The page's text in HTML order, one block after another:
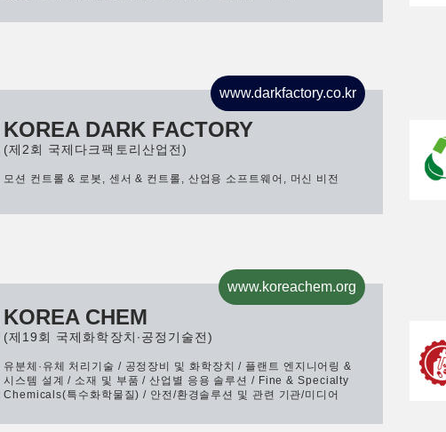
www.darkfactory.co.kr
KOREA DARK FACTORY
(제2회 국제다크팩토리산업전)
모션 컨트롤 & 로봇, 센서 & 컨트롤, 산업용 소프트웨어, 머신 비전
www.koreachem.org
KOREA CHEM
(제19회 국제화학장치∙공정기술전)
유분체·유체 처리기술 / 공정장비 및 화학장치 / 플랜트 엔지니어링 &
시스템 설계 / 소재 및 부품 / 산업별 응용 솔루션 / Fine & Specialty
Chemicals(특수화학물질) / 안전/환경솔루션 및 관련 기관/미디어